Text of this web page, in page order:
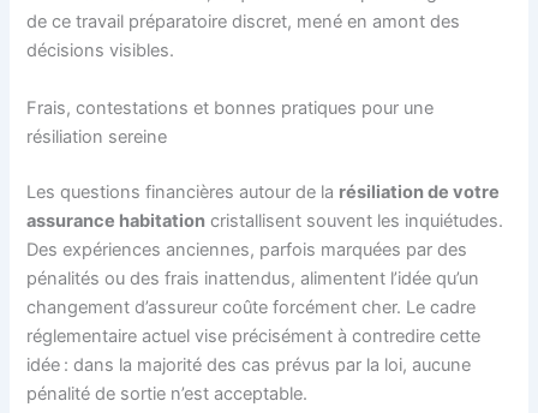
de ce travail préparatoire discret, mené en amont des
décisions visibles.
Frais, contestations et bonnes pratiques pour une
résiliation sereine
Les questions financières autour de la résiliation de votre
assurance habitation cristallisent souvent les inquiétudes.
Des expériences anciennes, parfois marquées par des
pénalités ou des frais inattendus, alimentent l’idée qu’un
changement d’assureur coûte forcément cher. Le cadre
réglementaire actuel vise précisément à contredire cette
idée : dans la majorité des cas prévus par la loi, aucune
pénalité de sortie n’est acceptable.